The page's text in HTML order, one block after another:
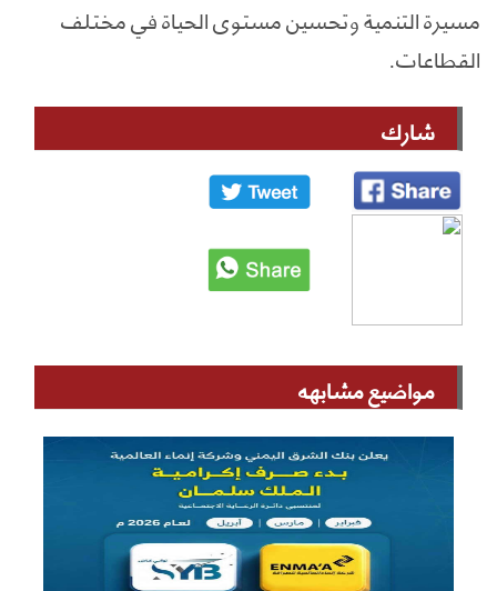
مسيرة التنمية وتحسين مستوى الحياة في مختلف
القطاعات.
شارك
مواضيع مشابهه